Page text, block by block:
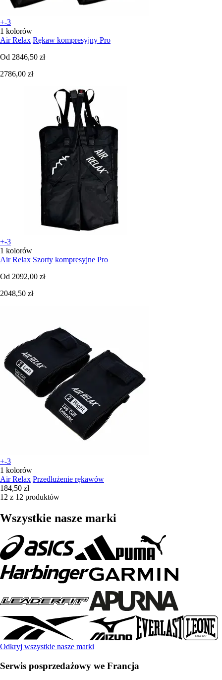
+-3
1 kolorów
Air Relax Rękaw kompresyjny Pro
Od 2846,50 zł
2786,00 zł
+-3
1 kolorów
Air Relax Szorty kompresyjne Pro
Od 2092,00 zł
2048,50 zł
+-3
1 kolorów
Air Relax Przedłużenie rękawów
184,50 zł
12 z 12 produktów
Wszystkie nasze marki
Odkryj wszystkie nasze marki
Serwis posprzedażowy we Francja